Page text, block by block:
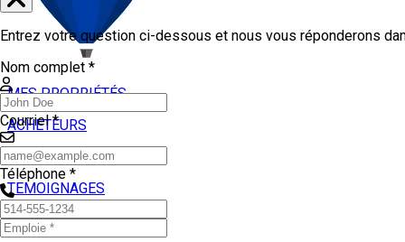
MES PROPRIÉTÉS
ACHETEURS
VENDEURS
TEMOIGNAGES
OUTILS
Entrez votre question ci-dessous et nous vous réponderons
Nom complet *
Courriel *
Téléphone *